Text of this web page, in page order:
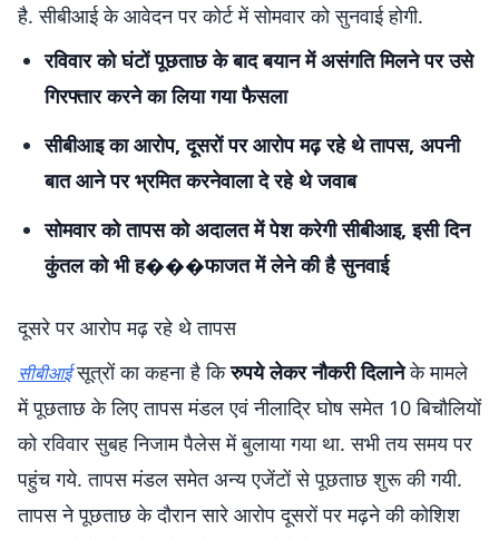
है. सीबीआई के आवेदन पर कोर्ट में सोमवार को सुनवाई होगी.
रविवार को घंटों पूछताछ के बाद बयान में असंगति मिलने पर उसे
गिरफ्तार करने का लिया गया फैसला
सीबीआइ का आरोप, दूसरों पर आरोप मढ़ रहे थे तापस, अपनी
बात आने पर भ्रमित करनेवाला दे रहे थे जवाब
सोमवार को तापस को अदालत में पेश करेगी सीबीआइ, इसी दिन
कुंतल को भी ह���फाजत में लेने की है सुनवाई
दूसरे पर आरोप मढ़ रहे थे तापस
सीबीआईसूत्रों का कहना है किरुपये लेकर नौकरी दिलानेके मामले
में पूछताछ के लिए तापस मंडल एवं नीलाद्रि घोष समेत 10 बिचौलियों
को रविवार सुबह निजाम पैलेस में बुलाया गया था. सभी तय समय पर
पहुंच गये. तापस मंडल समेत अन्य एजेंटों से पूछताछ शुरू की गयी.
तापस ने पूछताछ के दौरान सारे आरोप दूसरों पर मढ़ने की कोशिश